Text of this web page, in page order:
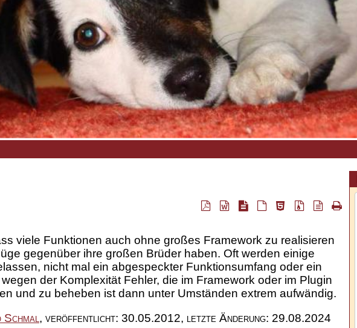
viele Funktionen auch ohne großes Framework zu realisieren
gegenüber ihre großen Brüder haben. Oft werden einige
nicht mal ein abgespeckter Funktionsumfang oder ein
der Komplexität Fehler, die im Framework oder im Plugin
und zu beheben ist dann unter Umständen extrem aufwändig.
Schmal , veröffentlicht: 30.05.2012, letzte Änderung: 29.08.2024